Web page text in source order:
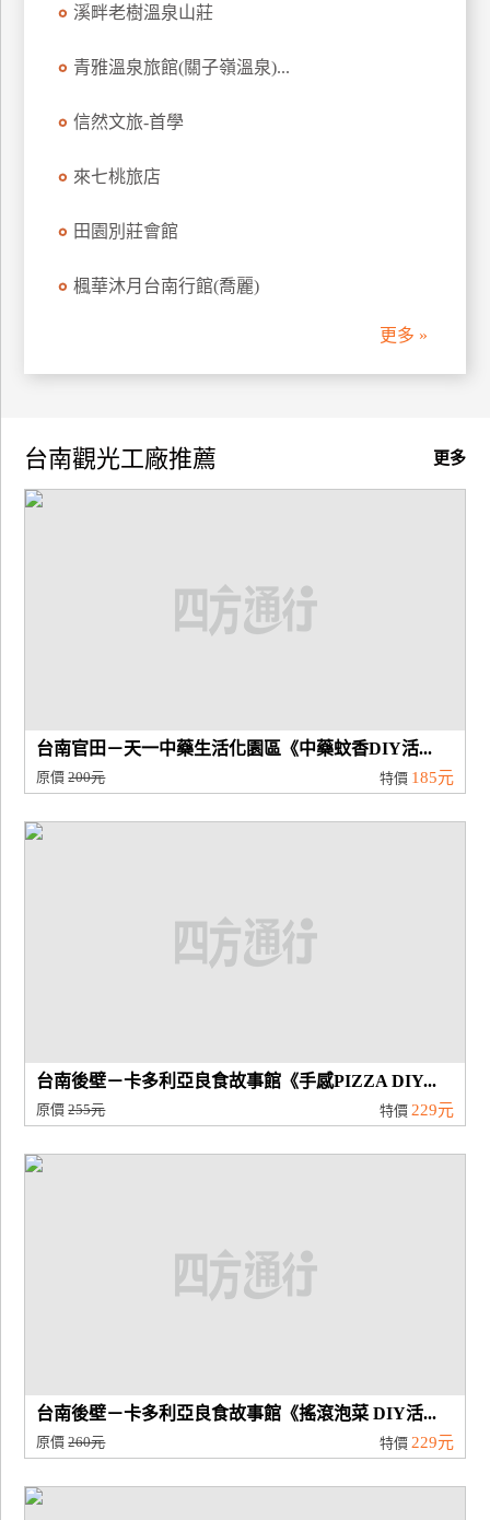
飯
作
計
商
溪畔老樹溫泉山莊
青雅溫泉旅館(關子嶺溫泉)...
信然文旅-首學
來七桃旅店
田園別莊會館
楓華沐月台南行館(喬麗)
更多 »
更多
台南觀光工廠推薦
台南官田－天一中藥生活化園區《中藥蚊香DIY活...
原價200元 特價 185元
台南後壁－卡多利亞良食故事館《手感PIZZA DIY...
原價255元 特價 229元
台南後壁－卡多利亞良食故事館《搖滾泡菜 DIY活...
原價260元 特價 229元